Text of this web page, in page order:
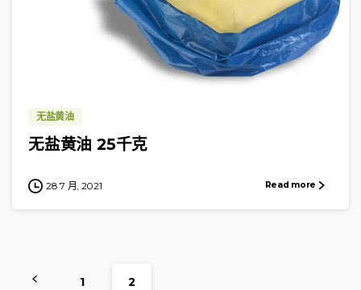
无盐黄油
无盐黄油 25千克
28 7 月, 2021 Read more
1 2